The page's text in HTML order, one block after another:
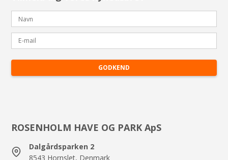
GODKEND
ROSENHOLM HAVE OG PARK ApS
Dalgårdsparken 2
8543 Hornslet, Denmark